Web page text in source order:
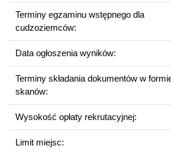
rejestrów karnych innych państw wraz z
przysięgłymi. Niespełnienie wymagań
zawodowych, a w konsekwencji
Specjalności
Resocjalizacja i profilaktyka społeczna
Terminy egzaminu wstępnego dla
cudzoziemców:
Data ogłoszenia wyników:
Terminy składania dokumentów w
skanów:
Wysokość opłaty rekrutacyjnej:
Limit miejsc: